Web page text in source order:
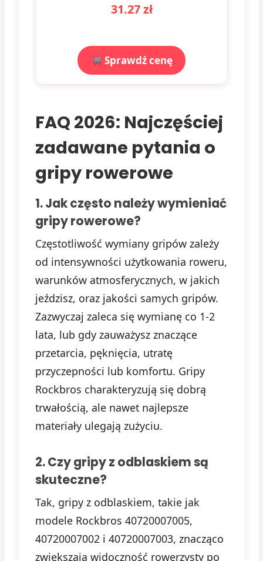
31.27 zł
Sprawdź cenę
FAQ 2026: Najczęściej
zadawane pytania o
gripy rowerowe
1. Jak często należy wymieniać
gripy rowerowe?
Częstotliwość wymiany gripów zależy
od intensywności użytkowania roweru,
warunków atmosferycznych, w jakich
jeździsz, oraz jakości samych gripów.
Zazwyczaj zaleca się wymianę co 1-2
lata, lub gdy zauważysz znaczące
przetarcia, pęknięcia, utratę
przyczepności lub komfortu. Gripy
Rockbros charakteryzują się dobrą
trwałością, ale nawet najlepsze
materiały ulegają zużyciu.
2. Czy gripy z odblaskiem są
skuteczne?
Tak, gripy z odblaskiem, takie jak
modele Rockbros 40720007005,
40720007002 i 40720007003, znacząco
zwiększają widoczność rowerzysty po